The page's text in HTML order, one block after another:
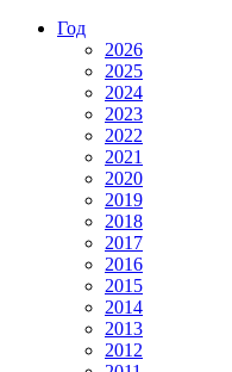
Год
2026
2025
2024
2023
2022
2021
2020
2019
2018
2017
2016
2015
2014
2013
2012